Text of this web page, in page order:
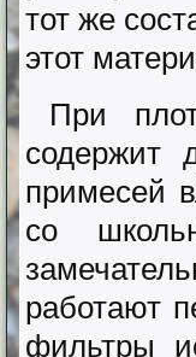
тот же
этот
При
содержит
примесей
со
работают
фильтры